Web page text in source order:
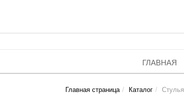
ГЛАВНАЯ
Главная страница Каталог Стулья